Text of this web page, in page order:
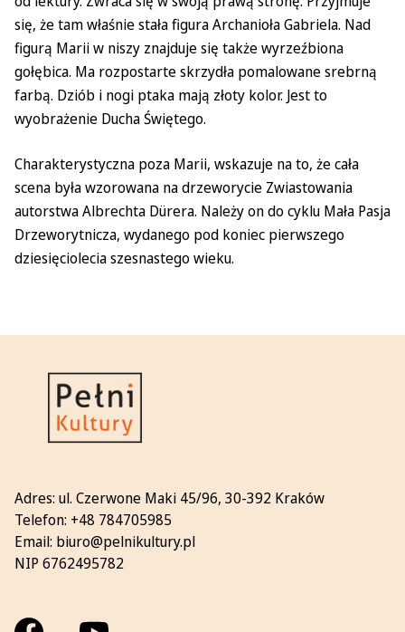
się, że tam właśnie stała figura Archanioła Gabriela. Nad
figurą Marii w niszy znajduje się także wyrzeźbiona
gołębica. Ma rozpostarte skrzydła pomalowane srebrną
farbą. Dziób i nogi ptaka mają złoty kolor. Jest to
wyobrażenie Ducha Świętego.
Charakterystyczna poza Marii, wskazuje na to, że cała
scena była wzorowana na drzeworycie Zwiastowania
autorstwa Albrechta Dürera. Należy on do cyklu Mała Pasja
Drzeworytnicza, wydanego pod koniec pierwszego
dziesięciolecia szesnastego wieku.
Adres: ul. Czerwone Maki 45/96, 30-392 Kraków
Telefon: +48 784705985
Email: biuro@pelnikultury.pl
NIP 6762495782